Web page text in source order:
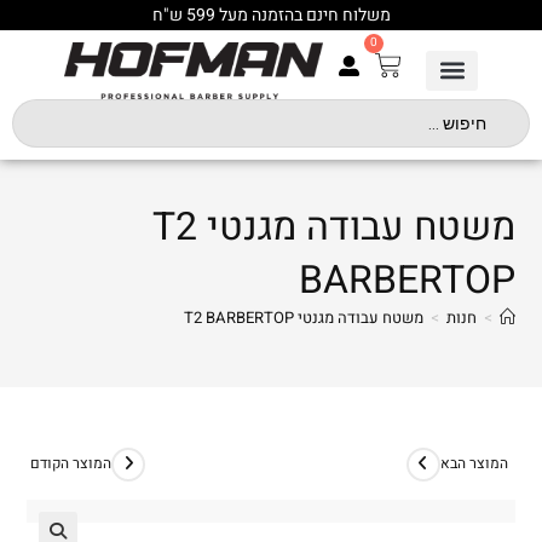
משלוח חינם בהזמנה מעל 599 ש"ח
0
משטח עבודה מגנטי T2
BARBERTOP
> חנות > משטח עבודה מגנטי T2 BARBERTOP
המוצר הקודם המוצר הבא